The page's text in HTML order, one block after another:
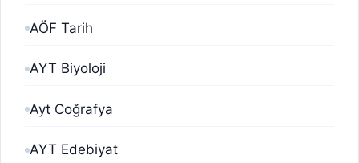
AÖF Tarih
AYT Biyoloji
Ayt Coğrafya
AYT Edebiyat